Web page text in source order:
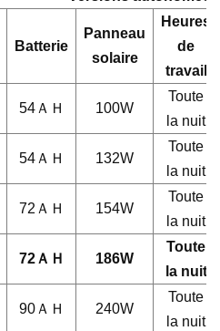
Batterie
Panneau
solaire
Heures
de
travail
54ＡＨ 100W
Toute
la nuit
54ＡＨ 132W
Toute
la nuit
72ＡＨ 154W
Toute
la nuit
72ＡＨ 186W
Toute
la nuit
90ＡＨ 240W
Toute
la nuit